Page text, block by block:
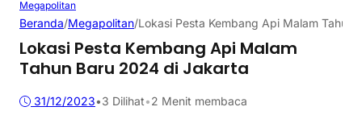
Megapolitan
Beranda/Megapolitan/Lokasi Pesta Kembang Api Malam
Lokasi Pesta Kembang Api Malam
Tahun Baru 2024 di Jakarta
31/12/2023•3 Dilihat•2 Menit membaca